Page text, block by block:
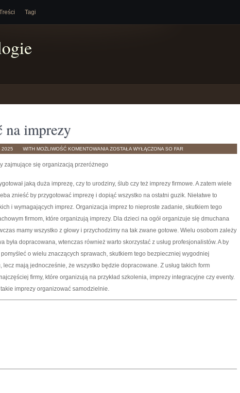
Tagi
na imprezy
2025 WITH MOŻLIWOŚĆ KOMENTOWANIA KAŻDY
KOCHA
ZOSTAŁA WYŁĄCZONA SO FAR
zajmujące się organizacją przeróżnego
jaką duża imprezę, czy to urodziny, ślub czy też imprezy firmowe. A zatem wiele
znieść by przygotować imprezę i dopiąć wszystko na ostatni guzik. Niełatwe to
i wymagających imprez. Organizacja imprez to nieproste zadanie, skutkiem tego
firmom, które organizują imprezy. Dla dzieci na ogół organizuje się dmuchana
mamy wszystko z głowy i przychodzimy na tak zwane gotowe. Wielu osobom zależy
była dopracowana, wtenczas również warto skorzystać z usług profesjonalistów. A by
o wielu znaczących sprawach, skutkiem tego bezpieczniej wygodniej
mają jednocześnie, że wszystko będzie dopracowane. Z usług takich form
firmy, które organizują na przykład szkolenia, imprezy integracyjne czy eventy.
imprezy organizować samodzielnie.